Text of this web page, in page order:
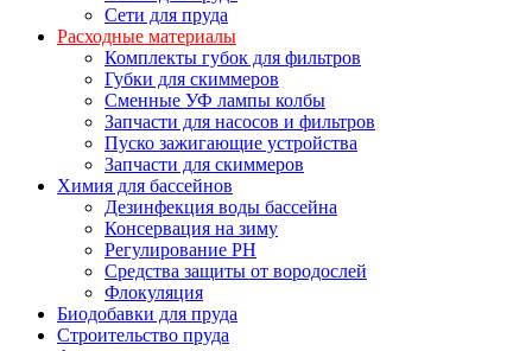
Сети для пруда
Расходные материалы
Комплекты губок для фильтров
Губки для скиммеров
Сменные УФ лампы колбы
Запчасти для насосов и фильтров
Пуско зажигающие устройства
Запчасти для скиммеров
Химия для бассейнов
Дезинфекция воды бассейна
Консервация на зиму
Регулирование PH
Средства защиты от вородослей
Флокуляция
Биодобавки для пруда
Строительство пруда